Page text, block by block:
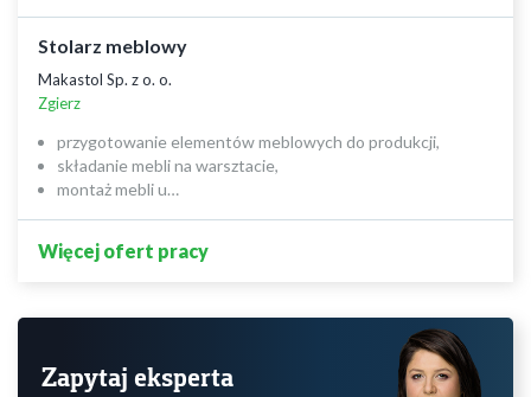
Stolarz meblowy
Makastol Sp. z o. o.
Zgierz
przygotowanie elementów meblowych do produkcji,
składanie mebli na warsztacie,
montaż mebli u…
Więcej ofert pracy
Zapytaj eksperta